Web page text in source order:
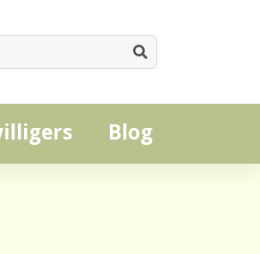
Blog